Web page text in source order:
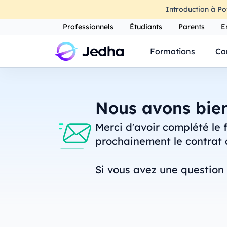
Introduction à
Professionnels
Étudiants Parents
Formations
Nous avons
Merci d'avoir complété le
prochainement le contrat
Si vous avez une